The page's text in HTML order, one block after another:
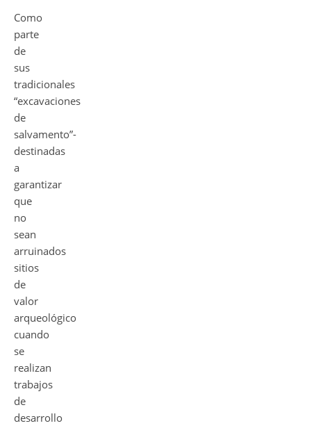
Como
parte
de
sus
tradicionales
“excavaciones
de
salvamento”-
destinadas
a
garantizar
que
no
sean
arruinados
sitios
de
valor
arqueológico
cuando
se
realizan
trabajos
de
desarrollo